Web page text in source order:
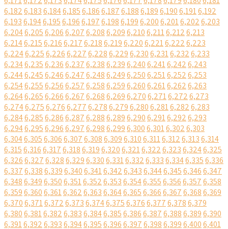
6,1826,1836,1846,1856,1866,1876,1886,1896,1906,1916,192
6,1936,1946,1956,1966,1976,1986,1996,2006,2016,2026,203
6,2046,2056,2066,2076,2086,2096,2106,2116,2126,213
6,2146,2156,2166,2176,2186,2196,2206,2216,2226,223
6,2246,2256,2266,2276,2286,2296,2306,2316,2326,233
6,2346,2356,2366,2376,2386,2396,2406,2416,2426,243
6,2446,2456,2466,2476,2486,2496,2506,2516,2526,253
6,2546,2556,2566,2576,2586,2596,2606,2616,2626,263
6,2646,2656,2666,2676,2686,2696,2706,2716,2726,273
6,2746,2756,2766,2776,2786,2796,2806,2816,2826,283
6,2846,2856,2866,2876,2886,2896,2906,2916,2926,293
6,2946,2956,2966,2976,2986,2996,3006,3016,3026,303
6,3046,3056,3066,3076,3086,3096,3106,3116,3126,3136,314
6,3156,3166,3176,3186,3196,3206,3216,3226,3236,3246,325
6,3266,3276,3286,3296,3306,3316,3326,3336,3346,3356,336
6,3376,3386,3396,3406,3416,3426,3436,3446,3456,3466,347
6,3486,3496,3506,3516,3526,3536,3546,3556,3566,3576,358
6,3596,3606,3616,3626,3636,3646,3656,3666,3676,3686,369
6,3706,3716,3726,3736,3746,3756,3766,3776,3786,379
6,3806,3816,3826,3836,3846,3856,3866,3876,3886,3896,390
6,3916,3926,3936,3946,3956,3966,3976,3986,3996,4006,401